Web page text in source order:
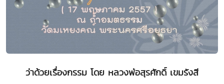
ว่าด้วยเรื่องกรรม โดย หลวงพ่อสุรศักดิ์ เขมรังสี